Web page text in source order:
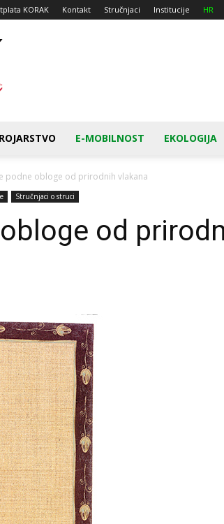
KORAK Kontakt Stručnjaci Institucije HR
E-MOBILNOST EKOLOGIJA
podne obloge od prirodnih vlakana
Stručnjaci o struci
od